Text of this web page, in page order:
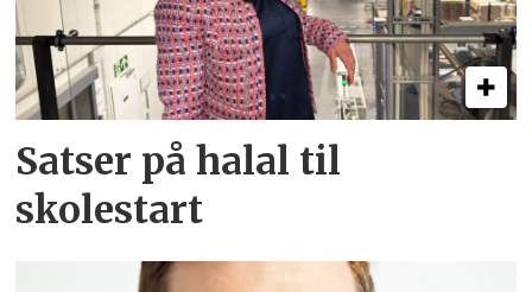
Satser på halal til
skolestart